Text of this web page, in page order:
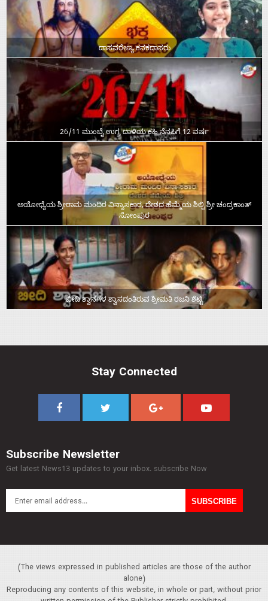
ದಾಸವರೇಣ್ಯ ಕನಕದಾಸರು
26/11 ಮುಂಬೈ ಉಗ್ರ ದಾಳಿಯ ಕಹಿ ನೆನಪಿಗೆ 12 ವರ್ಷ
ಅಯೋಧ್ಯೆಯ ಶ್ರೀರಾಮ ಮಂದಿರ ವಿನ್ಯಾಸಕಾರ, ದೇಶದ ಹೆಮ್ಮೆಯ ಶಿಲ್ಪಿ ಶ್ರೀ ಚಂದ್ರಕಾಂತ್‌
ಸೋಂಪುರ
ಬೀದಿ ಶ್ವಾನಗಳ ಶ್ವಾಸದಂತಿರುವ ಶ್ರೀಮತಿ ರಜನಿ ಶೆಟ್ಟಿ
Stay Connected
Subscribe Newsletter
Get latest News13 updates to your inbox. subscribe Now
(The views expressed in published articles are those of the author
alone)
Reproducing any contents of this website, in whole or part, without prior